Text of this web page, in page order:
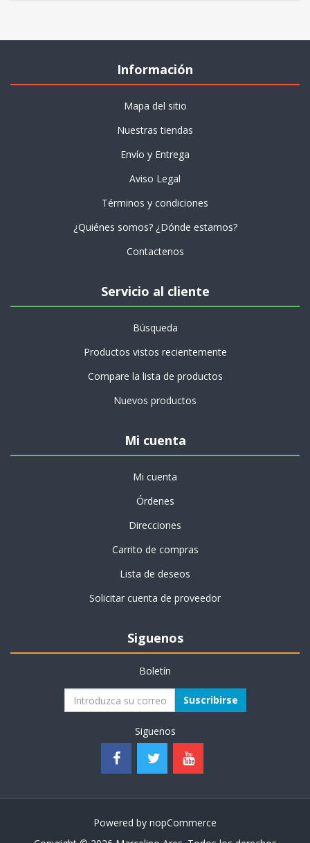
Información
Mapa del sitio
Nuestras tiendas
Envío y Entrega
Aviso Legal
Términos y condiciones
¿Quiénes somos? ¿Dónde estamos?
Contactenos
Servicio al cliente
Búsqueda
Productos vistos recientemente
Compare la lista de productos
Nuevos productos
Mi cuenta
Mi cuenta
Órdenes
Direcciones
Carrito de compras
Lista de deseos
Solicitar cuenta de proveedor
Siguenos
Boletín
Suscribirse
Siguenos
Powered by nopCommerce